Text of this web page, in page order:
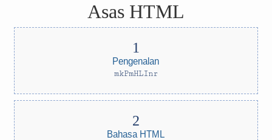
Asas HTML
Pengenalan
mkPmHLInr
Bahasa HTML